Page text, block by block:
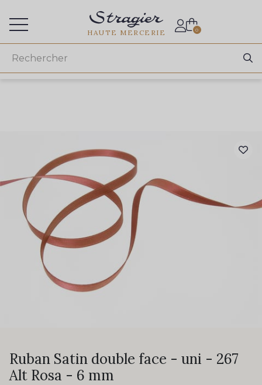
HAUTE MERCERIE 0
Ruban Satin double face - uni - 267
Alt Rosa - 6 mm